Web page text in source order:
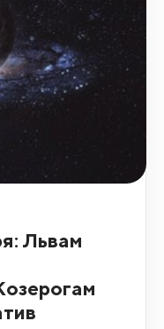
Львам